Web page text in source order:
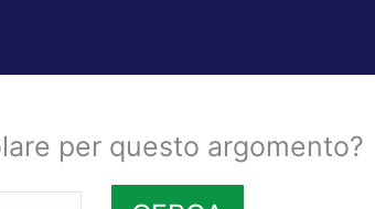
per questo argomento?